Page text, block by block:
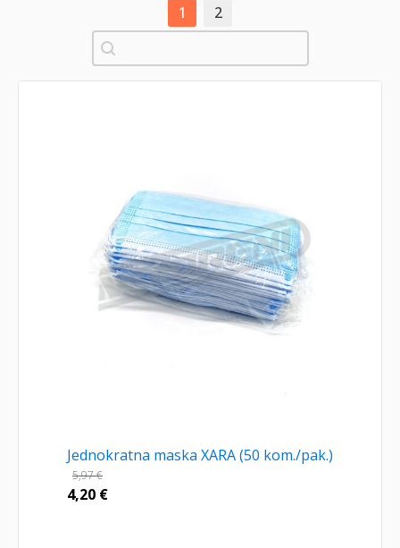
1
2
Pretraži
Jednokratna maska XARA (50 kom./pak.)
5,97€
4,20 €